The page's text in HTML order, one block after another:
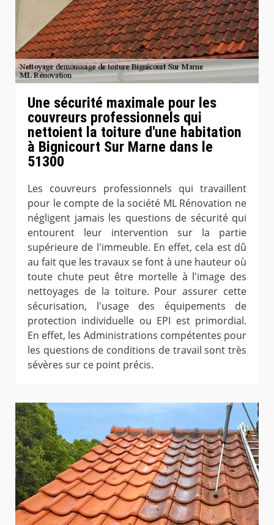
Une sécurité maximale pour les
couvreurs professionnels qui
nettoient la toiture d'une habitation
à Bignicourt Sur Marne dans le
51300
Les couvreurs professionnels qui travaillent
pour le compte de la société ML Rénovation ne
négligent jamais les questions de sécurité qui
entourent leur intervention sur la partie
supérieure de l'immeuble. En effet, cela est dû
au fait que les travaux se font à une hauteur où
toute chute peut être mortelle à l'image des
nettoyages de la toiture. Pour assurer cette
sécurisation, l'usage des équipements de
protection individuelle ou EPI est primordial.
En effet, les Administrations compétentes pour
les questions de conditions de travail sont très
sévères sur ce point précis.